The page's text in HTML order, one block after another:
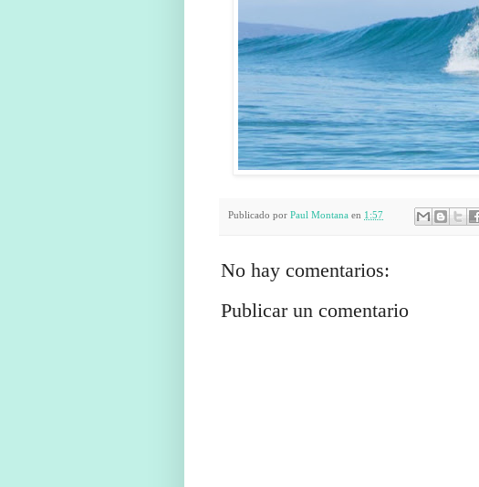
Publicado por Paul Montana en 1:57
No hay comentarios:
Publicar un comentario